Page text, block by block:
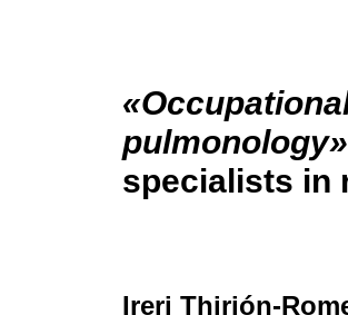
pulmonology»
specialists in
Ireri Thirión-